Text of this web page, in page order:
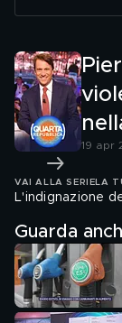
con la
19 apr
VAI ALLA SERIE LA
L'indignazione
Guarda